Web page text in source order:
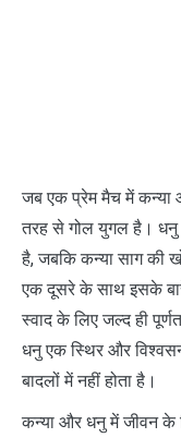
जब एक प्रेम मैच में कन्या
तरह से गोल युगल है। धनु
है, जबकि कन्या साग की
एक दूसरे के साथ इसके
स्वाद के लिए जल्द ही
धनु एक स्थिर और
बादलों में नहीं होता है।
कन्या और धनु में जीवन के